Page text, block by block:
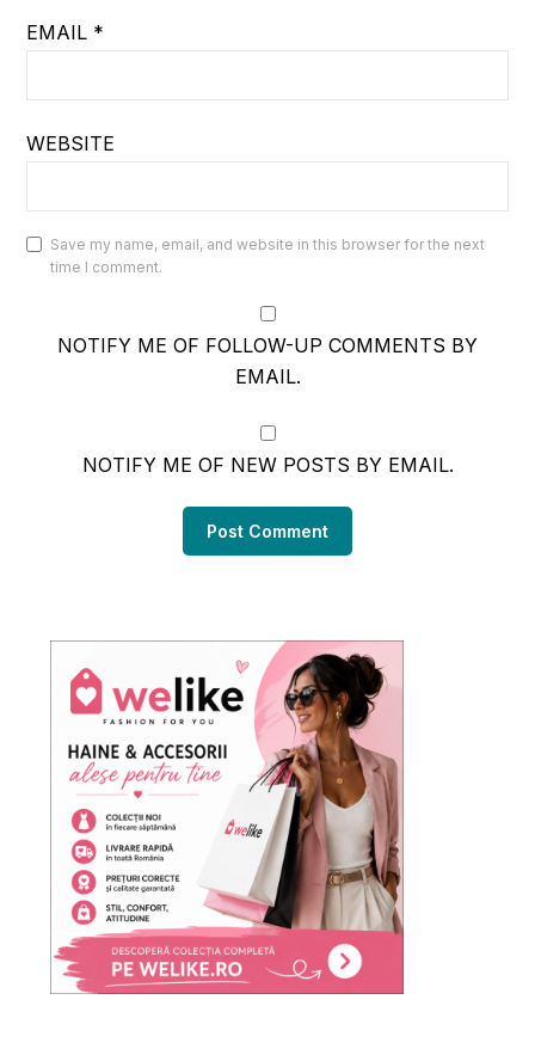
EMAIL *
WEBSITE
Save my name, email, and website in this browser for the next
time I comment.
NOTIFY ME OF FOLLOW-UP COMMENTS BY
EMAIL.
NOTIFY ME OF NEW POSTS BY EMAIL.